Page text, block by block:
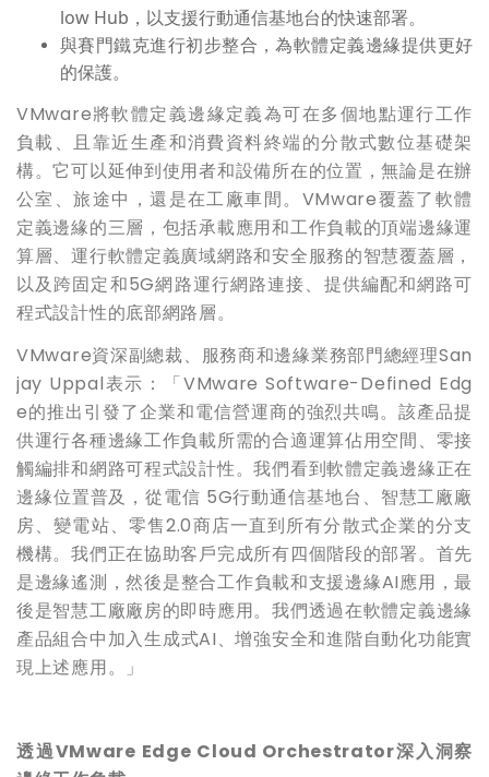
low Hub，以支援行動通信基地台的快速部署。
與賽門鐵克進行初步整合，為軟體定義邊緣提供更好
的保護。
VMware將軟體定義邊緣定義為可在多個地點運行工作
負載、且靠近生產和消費資料終端的分散式數位基礎架
構。它可以延伸到使用者和設備所在的位置，無論是在辦
公室、旅途中，還是在工廠車間。VMware覆蓋了軟體
定義邊緣的三層，包括承載應用和工作負載的頂端邊緣運
算層、運行軟體定義廣域網路和安全服務的智慧覆蓋層，
以及跨固定和5G網路運行網路連接、提供編配和網路可
程式設計性的底部網路層。
VMware資深副總裁、服務商和邊緣業務部門總經理San
jay Uppal表示：「VMware Software-Defined Edg
e的推出引發了企業和電信營運商的強烈共鳴。該產品提
供運行各種邊緣工作負載所需的合適運算佔用空間、零接
觸編排和網路可程式設計性。我們看到軟體定義邊緣正在
邊緣位置普及，從電信 5G行動通信基地台、智慧工廠廠
房、變電站、零售2.0商店一直到所有分散式企業的分支
機構。我們正在協助客戶完成所有四個階段的部署。首先
是邊緣遙測，然後是整合工作負載和支援邊緣AI應用，最
後是智慧工廠廠房的即時應用。我們透過在軟體定義邊緣
產品組合中加入生成式AI、增強安全和進階自動化功能實
現上述應用。」
透過VMware Edge Cloud Orchestrator深入洞察